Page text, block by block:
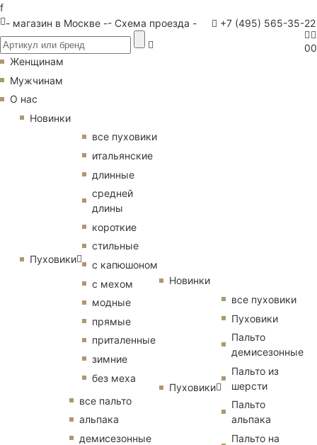
f
- магазин в Москве -- Схема проезда - +7 (495) 565-35-22
00
Женщинам
Мужчинам
О нас
Новинки
Пуховики
все пуховики
итальянские
длинные
средней
длины
короткие
стильные
с капюшоном
с мехом
модные
прямые
приталенные
зимние
без меха
все пальто
альпака
демисезонные
Новинки
Пуховики
все пуховики
Пуховики
Пальто
демисезонные
Пальто из
шерсти
Пальто
альпака
Пальто на